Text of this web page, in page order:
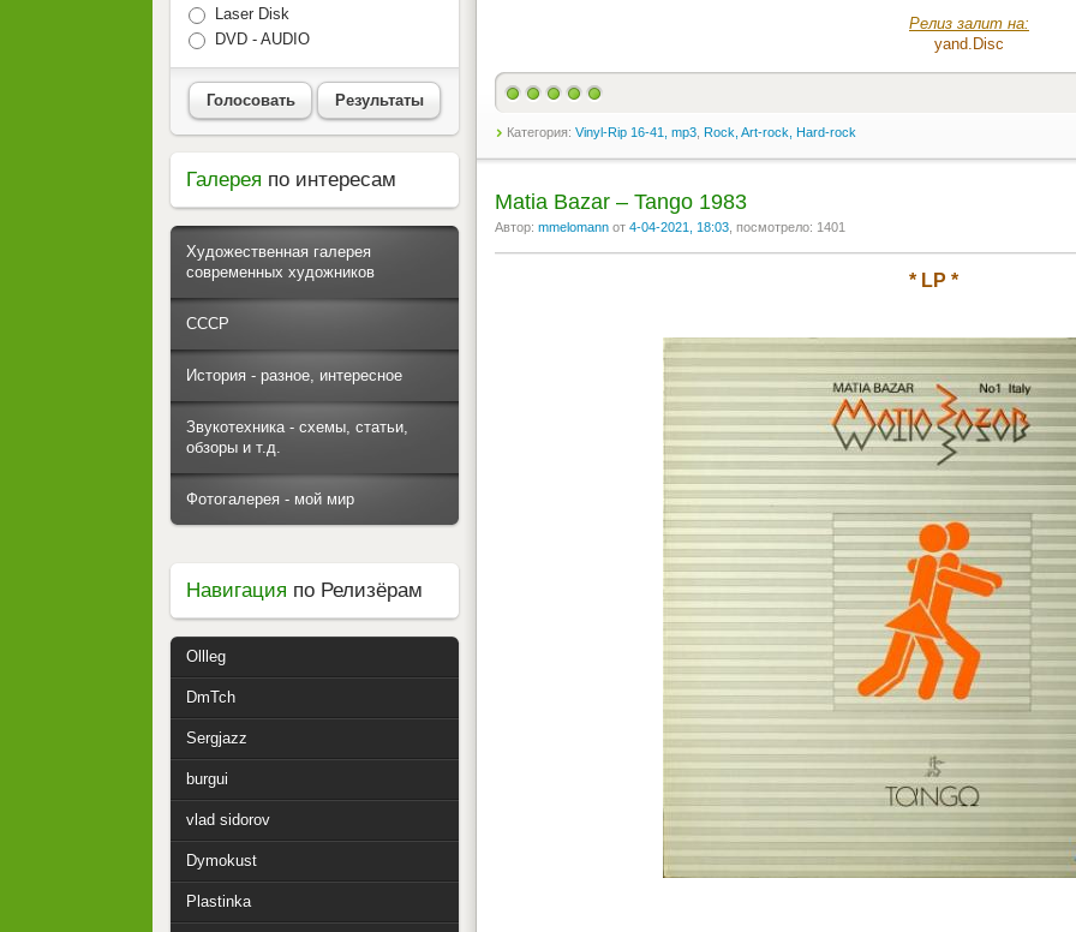
Релиз залит на:
yand.Disс
Категория: Vinyl-Rip 16-41, mp3 Rock, Art-rock, Hard-rock
Matia Bazar ‎– Tango 1983
Автор: mmelomann от 4-04-2021, 18:03 , посмотрело: 1401
* LP *
Laser Disk
DVD - AUDIO
Голосовать Результаты
Галерея по интересам
Художественная галерея
современных художников
СССР
История - разное, интересное
Звукотехника - схемы, статьи,
обзоры и т.д.
Фотогалерея - мой мир
Навигация по Релизёрам
Ollleg
DmTch
Sergjazz
burgui
vlad sidorov
Dymokust
Plastinka